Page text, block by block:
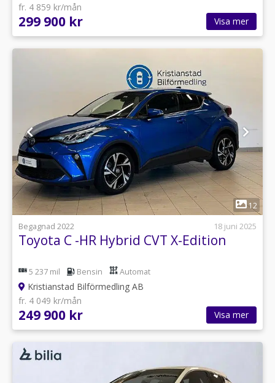
fr. 4 859 kr/mån
299 900 kr Visa mer
1
12
Begagnad 2022
18 juni 2025
Toyota C -HR Hybrid CVT X-Edition
5 237 mil Bensin Automat
Kristianstad Bilförmedling AB
fr. 4 049 kr/mån
249 900 kr Visa mer